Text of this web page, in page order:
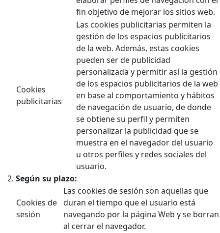
fin objetivo de mejorar los sitios web.
Cookies
publicitarias
Las cookies publicitarias permiten la
gestión de los espacios publicitarios
de la web. Además, estas cookies
pueden ser de publicidad
personalizada y permitir así la gestión
de los espacios publicitarios de la web
en base al comportamiento y hábitos
de navegación de usuario, de donde
se obtiene su perfil y permiten
personalizar la publicidad que se
muestra en el navegador del usuario
u otros perfiles y redes sociales del
usuario.
Según su plazo:
Cookies de
sesión
Las cookies de sesión son aquellas que
duran el tiempo que el usuario está
navegando por la página Web y se borran
al cerrar el navegador.